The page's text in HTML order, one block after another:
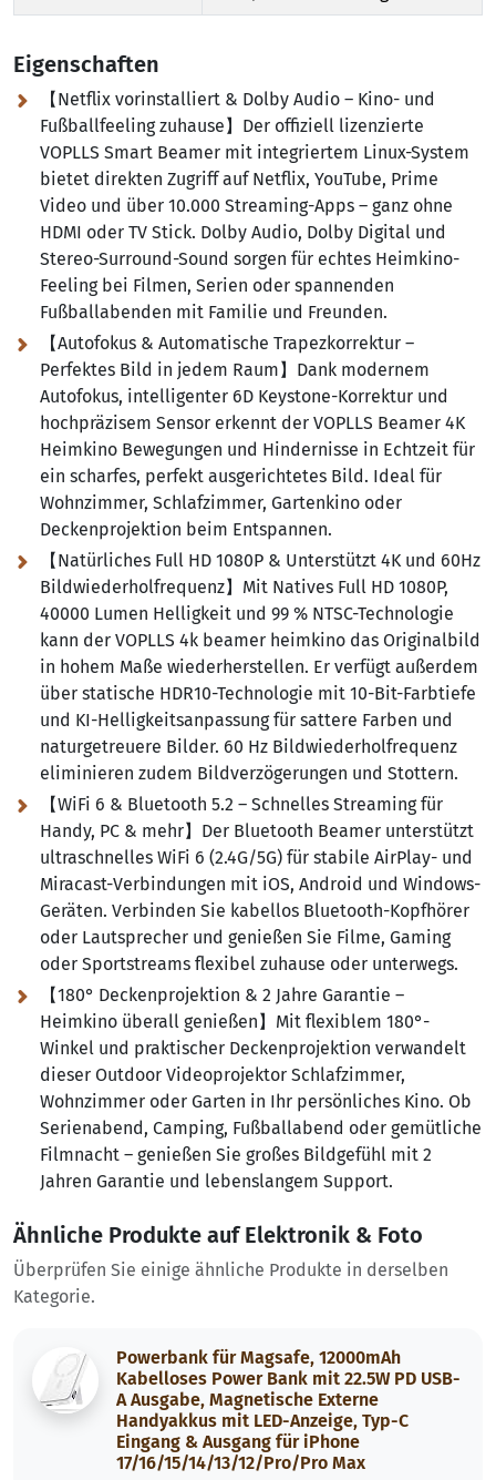
Eigenschaften
【Netflix vorinstalliert & Dolby Audio – Kino- und
Fußballfeeling zuhause】Der offiziell lizenzierte
VOPLLS Smart Beamer mit integriertem Linux-System
bietet direkten Zugriff auf Netflix, YouTube, Prime
Video und über 10.000 Streaming-Apps – ganz ohne
HDMI oder TV Stick. Dolby Audio, Dolby Digital und
Stereo-Surround-Sound sorgen für echtes Heimkino-
Feeling bei Filmen, Serien oder spannenden
Fußballabenden mit Familie und Freunden.
【Autofokus & Automatische Trapezkorrektur –
Perfektes Bild in jedem Raum】Dank modernem
Autofokus, intelligenter 6D Keystone-Korrektur und
hochpräzisem Sensor erkennt der VOPLLS Beamer 4K
Heimkino Bewegungen und Hindernisse in Echtzeit für
ein scharfes, perfekt ausgerichtetes Bild. Ideal für
Wohnzimmer, Schlafzimmer, Gartenkino oder
Deckenprojektion beim Entspannen.
【Natürliches Full HD 1080P & Unterstützt 4K und 60Hz
Bildwiederholfrequenz】Mit Natives Full HD 1080P,
40000 Lumen Helligkeit und 99 % NTSC-Technologie
kann der VOPLLS 4k beamer heimkino das Originalbild
in hohem Maße wiederherstellen. Er verfügt außerdem
über statische HDR10-Technologie mit 10-Bit-Farbtiefe
und KI-Helligkeitsanpassung für sattere Farben und
naturgetreuere Bilder. 60 Hz Bildwiederholfrequenz
eliminieren zudem Bildverzögerungen und Stottern.
【WiFi 6 & Bluetooth 5.2 – Schnelles Streaming für
Handy, PC & mehr】Der Bluetooth Beamer unterstützt
ultraschnelles WiFi 6 (2.4G/5G) für stabile AirPlay- und
Miracast-Verbindungen mit iOS, Android und Windows-
Geräten. Verbinden Sie kabellos Bluetooth-Kopfhörer
oder Lautsprecher und genießen Sie Filme, Gaming
oder Sportstreams flexibel zuhause oder unterwegs.
【180° Deckenprojektion & 2 Jahre Garantie –
Heimkino überall genießen】Mit flexiblem 180°-
Winkel und praktischer Deckenprojektion verwandelt
dieser Outdoor Videoprojektor Schlafzimmer,
Wohnzimmer oder Garten in Ihr persönliches Kino. Ob
Serienabend, Camping, Fußballabend oder gemütliche
Filmnacht – genießen Sie großes Bildgefühl mit 2
Jahren Garantie und lebenslangem Support.
Ähnliche Produkte auf Elektronik & Foto
Überprüfen Sie einige ähnliche Produkte in derselben
Kategorie.
Powerbank für Magsafe, 12000mAh
Kabelloses Power Bank mit 22.5W PD USB-
A Ausgabe, Magnetische Externe
Handyakkus mit LED-Anzeige, Typ-C
Eingang & Ausgang für iPhone
17/16/15/14/13/12/Pro/Pro Max